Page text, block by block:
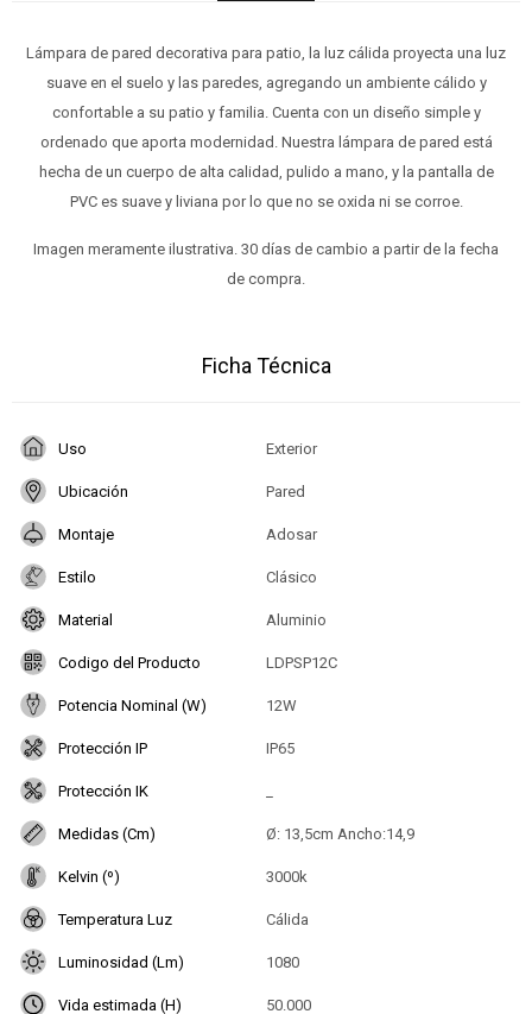
Lámpara de pared decorativa para patio, la luz cálida proyecta una luz
suave en el suelo y las paredes, agregando un ambiente cálido y
confortable a su patio y familia. Cuenta con un diseño simple y
ordenado que aporta modernidad. Nuestra lámpara de pared está
hecha de un cuerpo de alta calidad, pulido a mano, y la pantalla de
PVC es suave y liviana por lo que no se oxida ni se corroe.
Imagen meramente ilustrativa. 30 días de cambio a partir de la fecha
de compra.
Ficha Técnica
Uso Exterior
Ubicación Pared
Montaje Adosar
Estilo Clásico
Material Aluminio
Codigo del Producto LDPSP12C
Potencia Nominal (W) 12W
Protección IP IP65
Protección IK
Medidas (Cm) Ø: 13,5cm Ancho:14,9
Kelvin (º) 3000k
Temperatura Luz Cálida
Luminosidad (Lm) 1080
Vida estimada (H) 50.000